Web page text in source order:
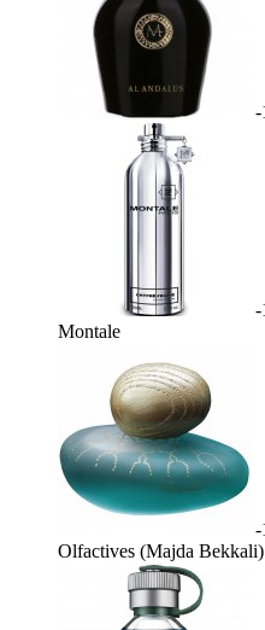
-
-
Montale
-
Olfactives (Majda Bekkali)